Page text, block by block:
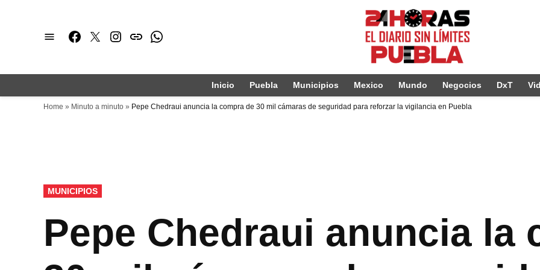
Facebook
TwitterInstagram
issuuWhatsapp
Inicio Puebla Municipios Mexico Mundo Negocios DxT
Home » Minuto a minuto » Pepe Chedraui anuncia la compra de 30 mil cámaras de seguridad para reforzar la vigilancia en Puebla
PUBLICADO
EN
MUNICIPIOS
Pepe Chedraui anuncia la